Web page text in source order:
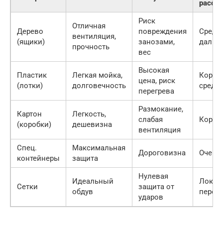
Дерево
(ящики)
Отличная
вентиляция,
прочность
Риск
повреждения
занозами,
вес
Пластик
(лотки)
Легкая мойка,
долговечность
Высокая
цена, риск
перегрева
Картон
(коробки)
Легкость,
дешевизна
Размокание,
слабая
вентиляция
Спец.
контейнеры
Максимальная
защита
Дороговизна Очень
Сетки
Идеальный
обдув
Нулевая
защита от
ударов